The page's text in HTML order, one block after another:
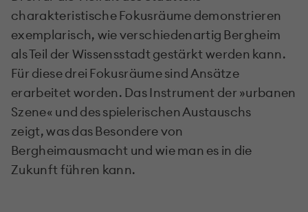
charakteristische Fokusräume demonstrieren
exemplarisch, wie verschiedenartig Bergheim
als Teil der Wissensstadt gestärkt werden kann.
Für diese drei Fokusräume sind Ansätze
erarbeitet worden. Das Instrument der »urbanen
Szene« und des spielerischen Austauschs
zeigt,wasdas Besondere von
Bergheimausmacht und wie man es in die
Zukunft führen kann.